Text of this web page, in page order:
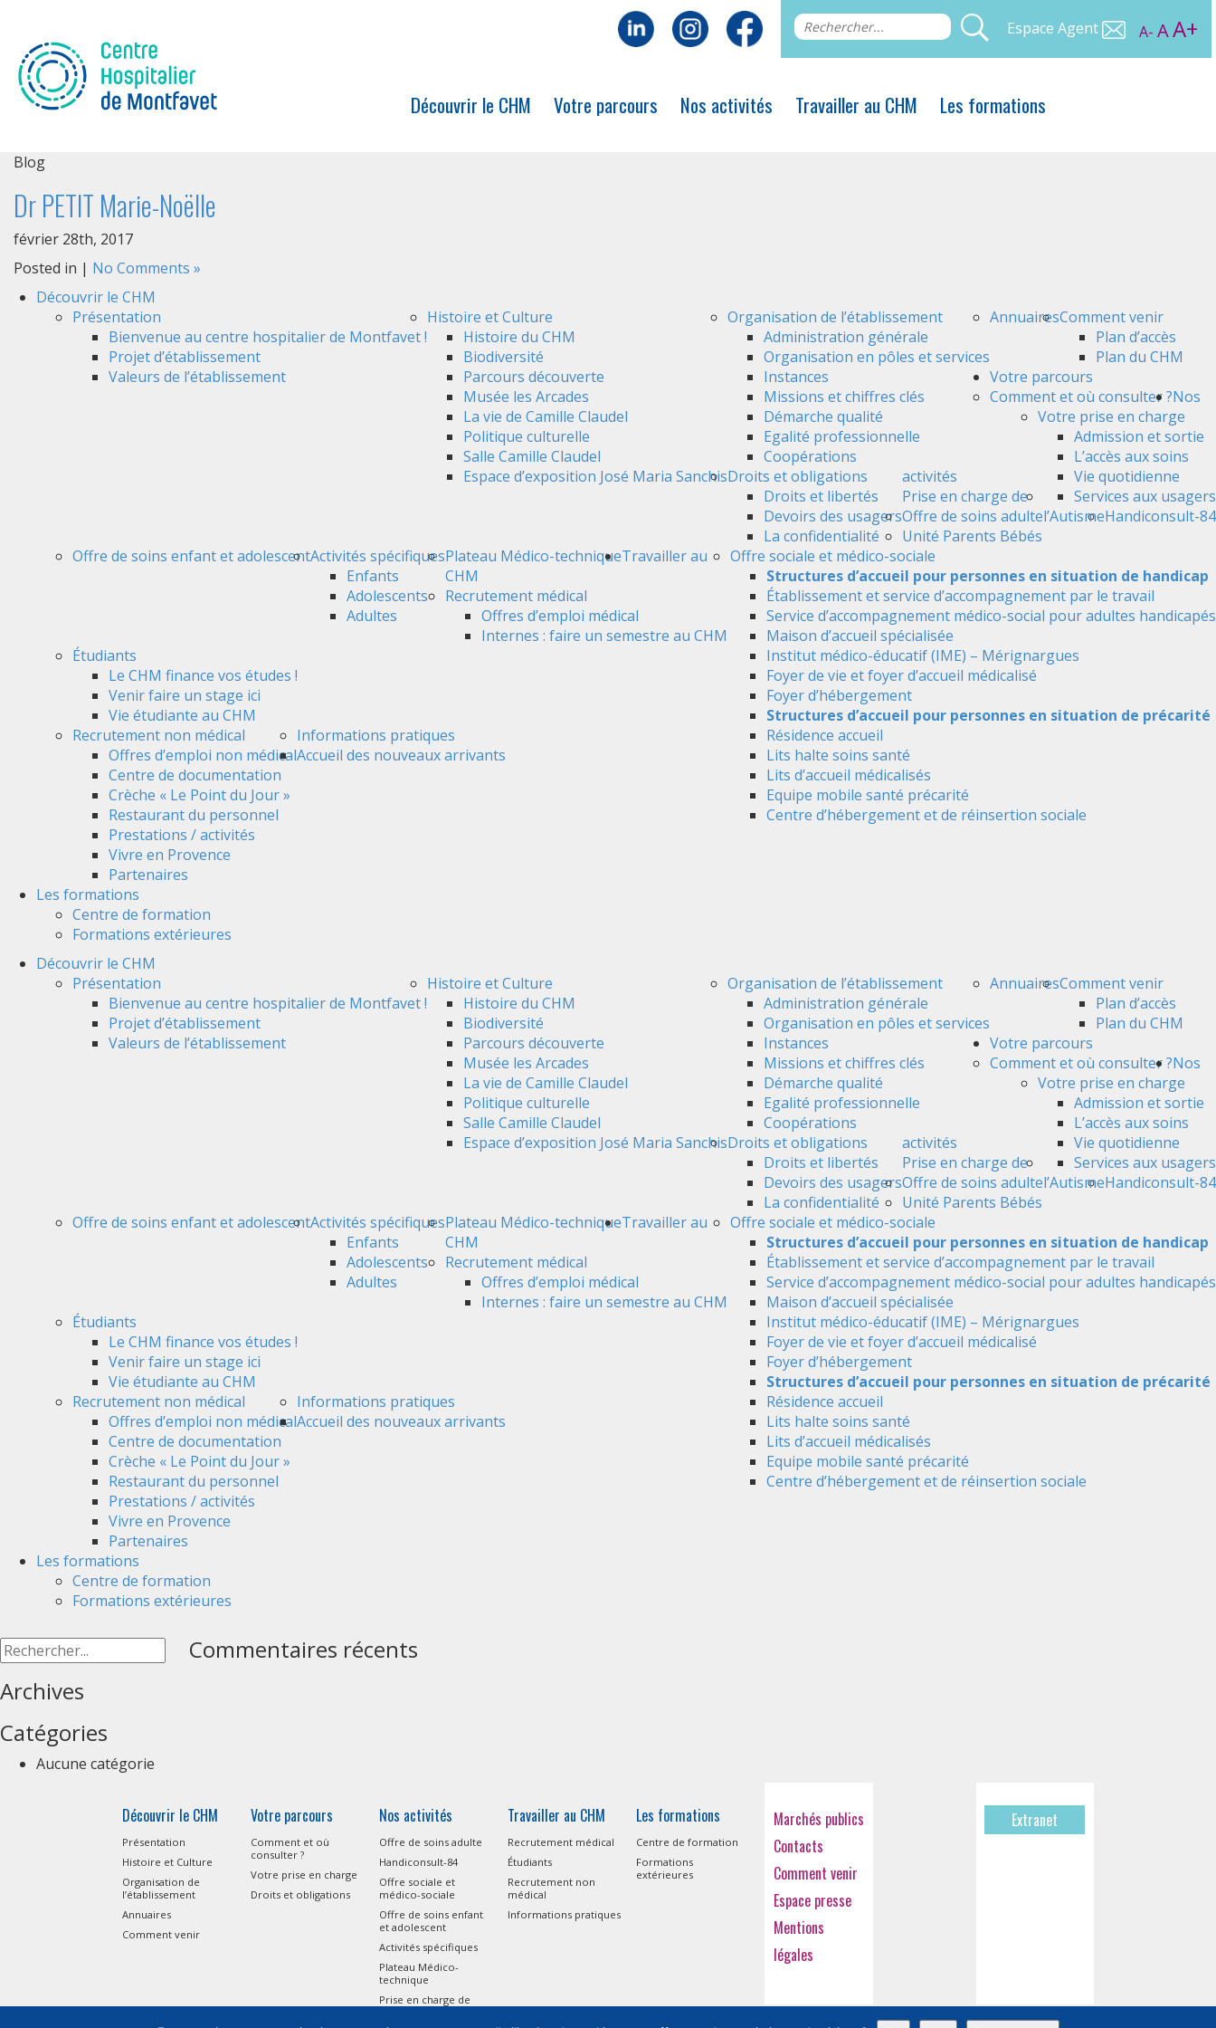
Espace Agent A- AA+
Découvrir le CHM Votre parcours Nos activités Travailler au CHM Les formations
Blog
Dr PETIT Marie-Noëlle
février 28th, 2017
Posted in | No Comments »
Découvrir le CHM
Présentation
Bienvenue au centre hospitalier de Montfavet !
Projet d’établissement
Valeurs de l’établissement
Histoire et Culture
Histoire du CHM
Biodiversité
Parcours découverte
Musée les Arcades
La vie de Camille Claudel
Politique culturelle
Salle Camille Claudel
Espace d’exposition José Maria Sanchis
Organisation de l’établissement
Administration générale
Organisation en pôles et services
Instances
Missions et chiffres clés
Démarche qualité
Egalité professionnelle
Coopérations
AnnuairesComment venir
Plan d’accès
Plan du CHM
Votre parcours
Comment et où consulter ?
Votre prise en charge
Admission et sortie
L’accès aux soins
Vie quotidienne
Services aux usagers
Droits et obligations
Droits et libertés
Devoirs des usagers
La confidentialité
Nos
activités
Offre de soins adulte
Handiconsult-84
Offre sociale et médico-sociale
Structures d’accueil pour personnes en situation de handicap
Établissement et service d’accompagnement par le travail
Service d’accompagnement médico-social pour adultes handicapés
Maison d’accueil spécialisée
Institut médico-éducatif (IME) – Mérignargues
Foyer de vie et foyer d’accueil médicalisé
Foyer d’hébergement
Structures d’accueil pour personnes en situation de précarité
Résidence accueil
Lits halte soins santé
Lits d’accueil médicalisés
Equipe mobile santé précarité
Centre d’hébergement et de réinsertion sociale
Offre de soins enfant et adolescentActivités spécifiques
Enfants
Adolescents
Adultes
Plateau Médico-technique
Prise en charge de
l’Autisme
Unité Parents Bébés
Travailler au
CHM
Recrutement médical
Offres d’emploi médical
Internes : faire un semestre au CHM
Étudiants
Le CHM finance vos études !
Venir faire un stage ici
Vie étudiante au CHM
Recrutement non médical
Offres d’emploi non médical
Informations pratiques
Accueil des nouveaux arrivants
Centre de documentation
Crèche « Le Point du Jour »
Restaurant du personnel
Prestations / activités
Vivre en Provence
Partenaires
Les formations
Centre de formation
Formations extérieures
Découvrir le CHM
Présentation
Bienvenue au centre hospitalier de Montfavet !
Projet d’établissement
Valeurs de l’établissement
Histoire et Culture
Histoire du CHM
Biodiversité
Parcours découverte
Musée les Arcades
La vie de Camille Claudel
Politique culturelle
Salle Camille Claudel
Espace d’exposition José Maria Sanchis
Organisation de l’établissement
Administration générale
Organisation en pôles et services
Instances
Missions et chiffres clés
Démarche qualité
Egalité professionnelle
Coopérations
AnnuairesComment venir
Plan d’accès
Plan du CHM
Votre parcours
Comment et où consulter ?
Votre prise en charge
Admission et sortie
L’accès aux soins
Vie quotidienne
Services aux usagers
Droits et obligations
Droits et libertés
Devoirs des usagers
La confidentialité
Nos
activités
Offre de soins adulte
Handiconsult-84
Offre sociale et médico-sociale
Structures d’accueil pour personnes en situation de handicap
Établissement et service d’accompagnement par le travail
Service d’accompagnement médico-social pour adultes handicapés
Maison d’accueil spécialisée
Institut médico-éducatif (IME) – Mérignargues
Foyer de vie et foyer d’accueil médicalisé
Foyer d’hébergement
Structures d’accueil pour personnes en situation de précarité
Résidence accueil
Lits halte soins santé
Lits d’accueil médicalisés
Equipe mobile santé précarité
Centre d’hébergement et de réinsertion sociale
Offre de soins enfant et adolescentActivités spécifiques
Enfants
Adolescents
Adultes
Plateau Médico-technique
Prise en charge de
l’Autisme
Unité Parents Bébés
Travailler au
CHM
Recrutement médical
Offres d’emploi médical
Internes : faire un semestre au CHM
Étudiants
Le CHM finance vos études !
Venir faire un stage ici
Vie étudiante au CHM
Recrutement non médical
Offres d’emploi non médical
Informations pratiques
Accueil des nouveaux arrivants
Centre de documentation
Crèche « Le Point du Jour »
Restaurant du personnel
Prestations / activités
Vivre en Provence
Partenaires
Les formations
Centre de formation
Formations extérieures
Commentaires récents
Archives
Catégories
Aucune catégorie
Découvrir le CHM
Présentation
Histoire et Culture
Organisation de
l’établissement
Annuaires
Comment venir
Votre parcours
Comment et où
consulter ?
Votre prise en charge
Droits et obligations
Nos activités
Offre de soins adulte
Handiconsult-84
Offre sociale et
médico-sociale
Offre de soins enfant
et adolescent
Activités spécifiques
Plateau Médico-
technique
Prise en charge de
Travailler au CHM
Recrutement médical
Étudiants
Recrutement non
médical
Informations pratiques
Les formations
Centre de formation
Formations
extérieures
Marchés publics
Contacts
Comment venir
Espace presse
Mentions
légales
Extranet